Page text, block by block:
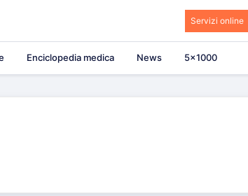
Servizi online
Enciclopedia medica News 5×1000